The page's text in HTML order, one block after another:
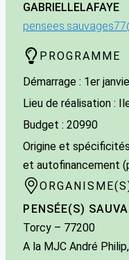
GABRIELLELAFAYE
PROGRAMME
Démarrage : 1er
Lieu de réalisation :
Budget : 20990
Origine et
et autofinancement
PENSÉE(S)
Torcy – 77200
A la MJC André